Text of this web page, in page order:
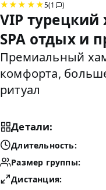
5(1 )
VIP
SPA отдых и
Премиальный
комфорта,
ритуал
Детали:
Длительность:
Размер группы:
Дистанция: